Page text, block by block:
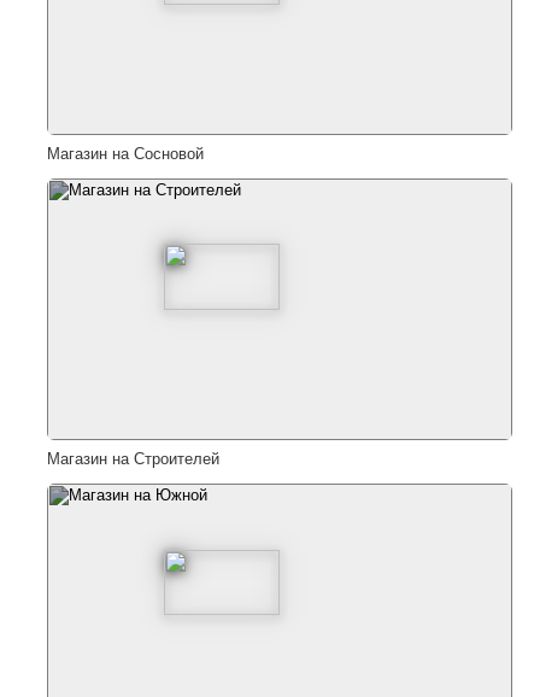
Магазин на Сосновой
Магазин на Строителей